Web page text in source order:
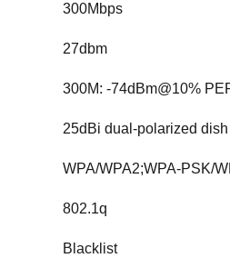
300Mbps
27dbm
300M: -74dBm@10%
25dBi dual-polarized
WPA/WPA2;WPA-PSK/
802.1q
Blacklist